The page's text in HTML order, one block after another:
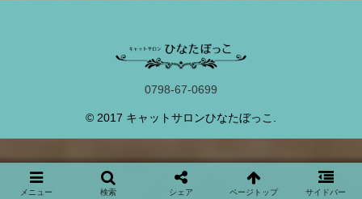
0798-67-0699
© 2017 キャットサロンひなたぼっこ.
メニュー 検索 シェア ページトップ サイドバー